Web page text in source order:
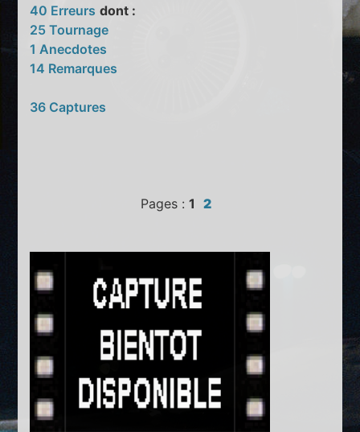
40 Erreurs dont :
25 Tournage
1 Anecdotes
14 Remarques
36 Captures
Pages : 1 2